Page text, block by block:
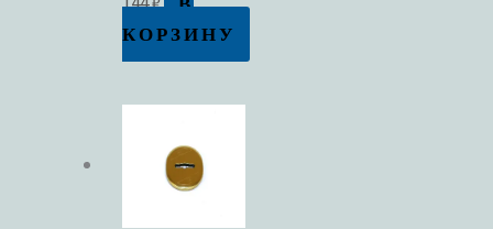
КОРЗИНУ